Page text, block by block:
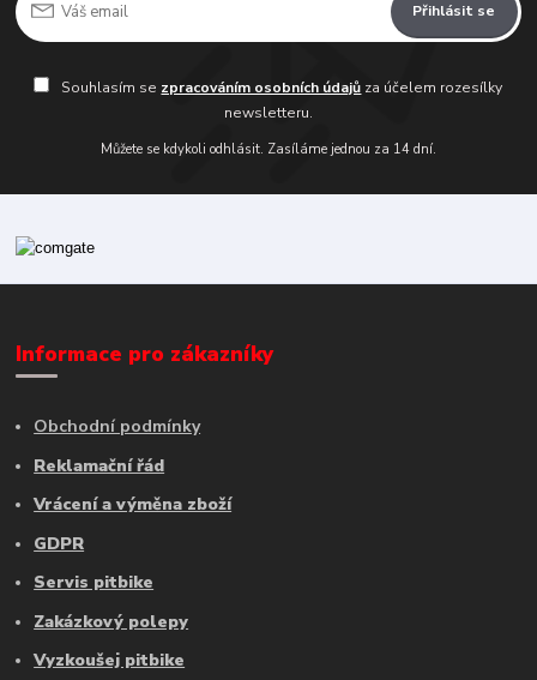
Přihlásit se
Souhlasím se zpracováním osobních údajů za účelem rozesílky
newsletteru.
Můžete se kdykoli odhlásit. Zasíláme jednou za 14 dní.
Informace pro zákazníky
Obchodní podmínky
Reklamační řád
Vrácení a výměna zboží
GDPR
Servis pitbike
Zakázkový polepy
Vyzkoušej pitbike